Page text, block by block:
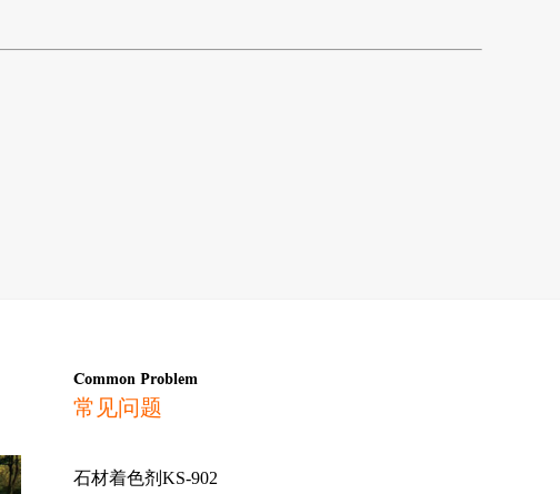
Common Problem
常见问题
石材着色剂KS-902